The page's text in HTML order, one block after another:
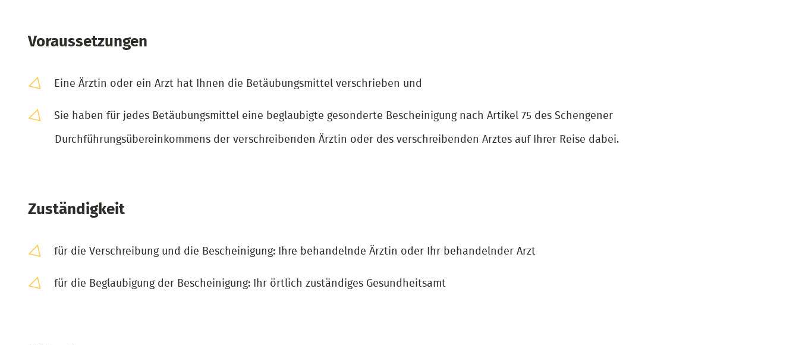
Voraussetzungen
Eine Ärztin oder ein Arzt hat Ihnen die Betäubungsmittel verschrieben und
Sie haben für jedes Betäubungsmittel eine beglaubigte gesonderte Bescheinigung nach Artikel 75 des Schengener
Durchführungsübereinkommens der verschreibenden Ärztin oder des verschreibenden Arztes auf Ihrer Reise dabei.
Zuständigkeit
für die Verschreibung und die Bescheinigung: Ihre behandelnde Ärztin oder Ihr behandelnder Arzt
für die Beglaubigung der Bescheinigung: Ihr örtlich zuständiges Gesundheitsamt